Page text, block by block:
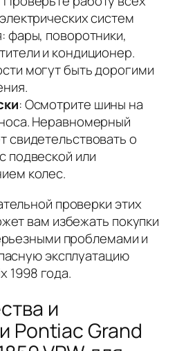
систем
фары, поворотники,
и кондиционер.
могут быть дорогими
: Осмотрите шины на
Неравномерный
свидетельствовать о
подвеской или
колес.
проверки этих
вам избежать покупки
проблемами и
эксплуатацию
1998 года.
и
Pontiac Grand